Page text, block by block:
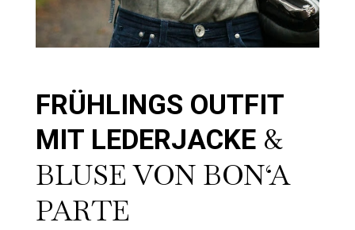
FRÜHLINGS OUTFIT
MIT LEDERJACKE &
BLUSE VON BON‘A
PARTE